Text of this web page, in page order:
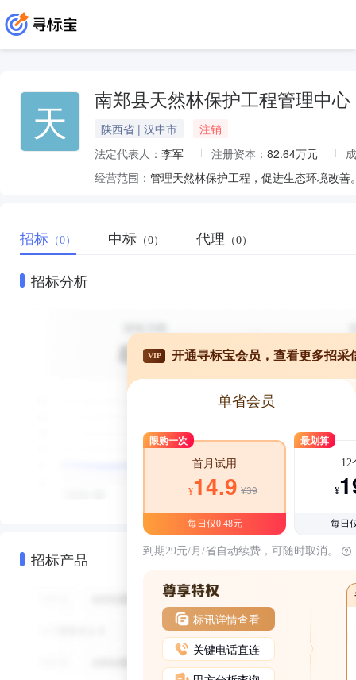
天 南郑县天然林保护工程管理中心
陕西省 | 汉中市
注销
法定代表人： 李军 注册资本： 82.64万元
经营范围： 管理天然林保护工程，促进生态环境改善
招标 （0） 中标 （0） 代理 （0）
招标分析
招标产品
VIP 开通寻标宝会员，查看更多招采
单省会员
限购一次
首月试用
¥14.9 ¥39
每日仅0.48元
最划算
12
¥
每日
到期29元/月/省自动续费，可随时取消。
标讯详情查看
关键电话直连